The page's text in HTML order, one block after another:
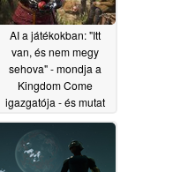
03/31/2026
AI a játékokban: "Itt
van, és nem megy
sehova" - mondja a
Kingdom Come
igazgatója - és mutat
02/06/2026